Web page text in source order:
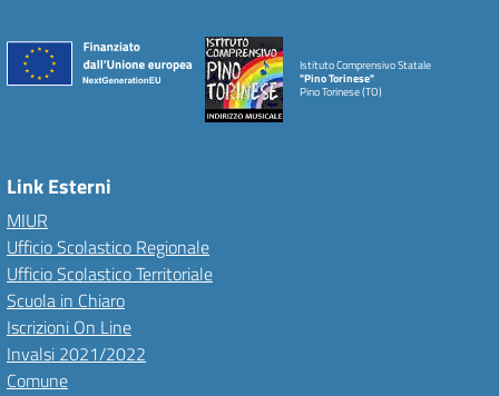
Istituto Comprensivo Statale
"Pino Torinese"
Pino Torinese (TO)
Link Esterni
MIUR
Ufficio Scolastico Regionale
Ufficio Scolastico Territoriale
Scuola in Chiaro
Iscrizioni On Line
Invalsi 2021/2022
Comune